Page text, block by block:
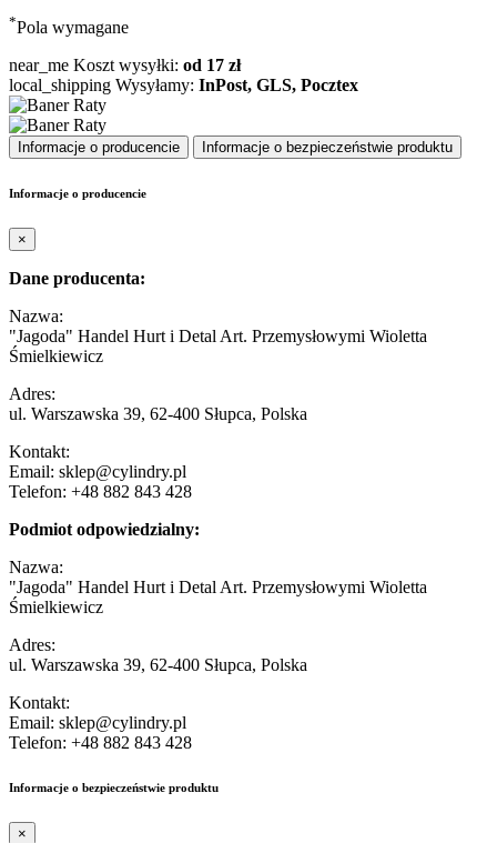
*Pola wymagane
near_me Koszt wysyłki: od 17 zł
local_shipping Wysyłamy: InPost, GLS, Pocztex
Informacje o producencie Informacje o bezpieczeństwie produktu
Informacje o producencie
×
Dane producenta:
Nazwa:
"Jagoda" Handel Hurt i Detal Art. Przemysłowymi Wioletta
Śmielkiewicz
Adres:
ul. Warszawska 39, 62-400 Słupca, Polska
Kontakt:
Email: sklep@cylindry.pl
Telefon: +48 882 843 428
Podmiot odpowiedzialny:
Nazwa:
"Jagoda" Handel Hurt i Detal Art. Przemysłowymi Wioletta
Śmielkiewicz
Adres:
ul. Warszawska 39, 62-400 Słupca, Polska
Kontakt:
Email: sklep@cylindry.pl
Telefon: +48 882 843 428
Informacje o bezpieczeństwie produktu
×